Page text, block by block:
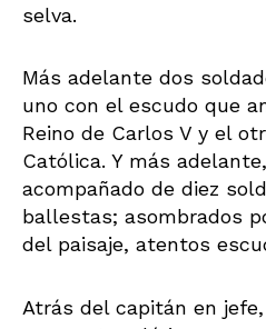
selva.
Más adelante dos
uno con el escudo que
Reino de Carlos V y el
Católica. Y más
acompañado de diez
ballestas; asombrados
del paisaje, atentos
Atrás del capitán en